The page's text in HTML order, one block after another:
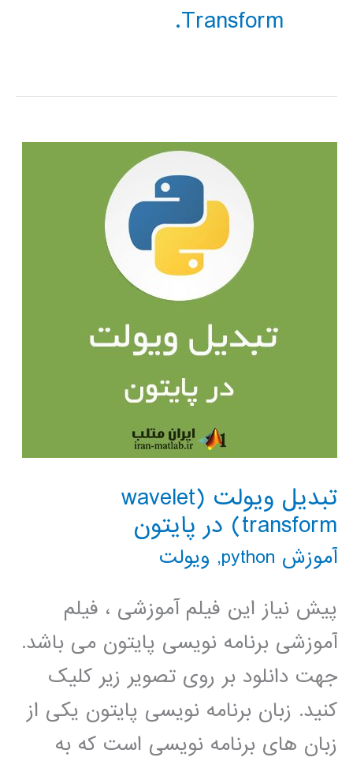
Transform.
تبدیل ویولت (wavelet
transform) در پایتون
آموزش python , ویولت
پیش نیاز این فیلم آموزشی ، فیلم
آموزشی برنامه نویسی پایتون می باشد.
جهت دانلود بر روی تصویر زیر کلیک
کنید. زبان برنامه نویسی پایتون یکی از
زبان های برنامه نویسی است که به